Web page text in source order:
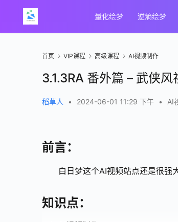
量化绘梦 逆熵绘梦
首页 VIP课程 高级课程 AI视频制作
3.1.3RA 番外篇 – 武侠
稻草人 • 2024-06-01 11:29 下午 • AI
前言：
白日梦这个AI视频站点还是很强
知识点：